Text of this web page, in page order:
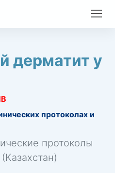
дерматит у
протоколах и
протоколы